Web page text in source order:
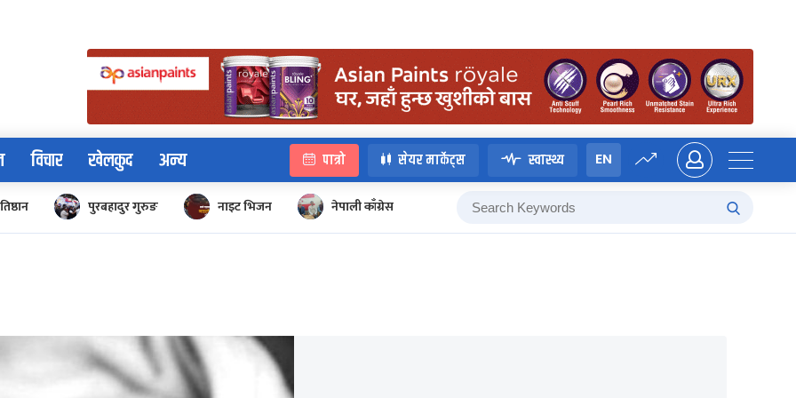
विचार खेलकुद अन्य पात्रो सेयर मार्केट्स स्वास्थ्य EN
पुरबहादुर गुरुङ नाइट भिजन नेपाली काँग्रेस